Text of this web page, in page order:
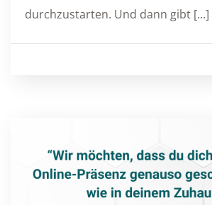
durchzustarten. Und dann gibt […]